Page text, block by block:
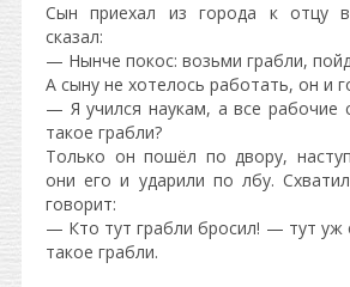
Сын приехал из города к отцу
сказал:
— Нынче покос: возьми грабли,
А сыну не хотелось работать, он и
— Я учился наукам, а все рабочие
такое грабли?
Только он пошёл по двору,
они его и ударили по лбу.
говорит:
— Кто тут грабли бросил! — тут уж
такое грабли.